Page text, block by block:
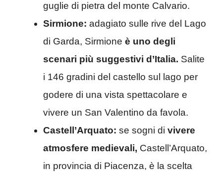
guglie di pietra del monte Calvario.
Sirmione: adagiato sulle rive del Lago
di Garda, Sirmione è uno degli
scenari più suggestivi d’Italia. Salite
i 146 gradini del castello sul lago per
godere di una vista spettacolare e
vivere un San Valentino da favola.
Castell’Arquato: se sogni di vivere
atmosfere medievali, Castell’Arquato,
in provincia di Piacenza, è la scelta